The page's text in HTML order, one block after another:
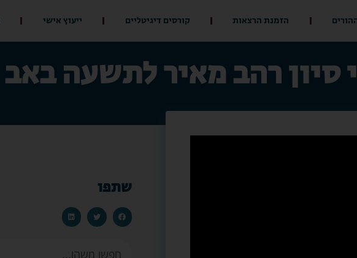
הזמנת הרצאות קורסים דיגיטליים ייעוץ אישי
סיון רהב מאיר לתשעה באב
שתפו